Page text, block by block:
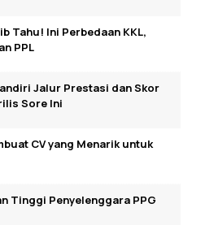
Tahu! Ini Perbedaan KKL,
PPL
Jalur Prestasi dan Skor
Sore Ini
CV yang Menarik untuk
Tinggi Penyelenggara PPG